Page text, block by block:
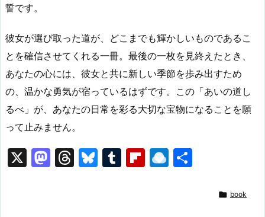
誓です。
彼女が選び取った道が、どこまでも輝かしいものであるこ
とを確信させてくれる一冊。最後の一枚を見終えたとき、
あなたの心には、彼女と共に新しい季節を歩み出すため
の、温かな勇気が宿っているはずです。この「あいの道し
るべ」が、あなたの日常を彩る大切な宝物になることを願
って止みません。
X
M T
Bl T
Fl R
 book